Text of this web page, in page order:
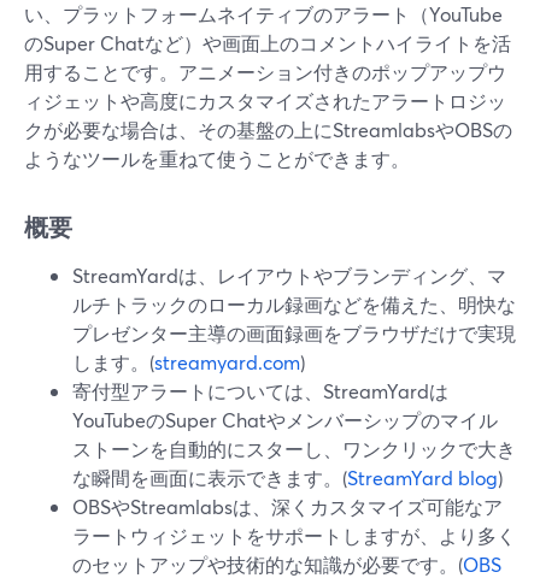
い、プラットフォームネイティブのアラート（YouTube
のSuper Chatなど）や画面上のコメントハイライトを活
用することです。アニメーション付きのポップアップウ
ィジェットや高度にカスタマイズされたアラートロジッ
クが必要な場合は、その基盤の上にStreamlabsやOBSの
ようなツールを重ねて使うことができます。
概要
StreamYardは、レイアウトやブランディング、マ
ルチトラックのローカル録画などを備えた、明快な
プレゼンター主導の画面録画をブラウザだけで実現
します。(streamyard.com)
寄付型アラートについては、StreamYardは
YouTubeのSuper Chatやメンバーシップのマイル
ストーンを自動的にスターし、ワンクリックで大き
な瞬間を画面に表示できます。(StreamYard blog)
OBSやStreamlabsは、深くカスタマイズ可能なア
ラートウィジェットをサポートしますが、より多く
のセットアップや技術的な知識が必要です。(OBS